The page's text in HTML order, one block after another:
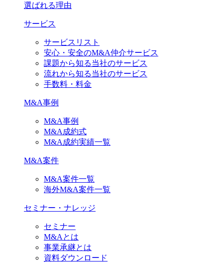
選ばれる理由
サービス
サービスリスト
安心・安全のM&A仲介サービス
課題から知る当社のサービス
流れから知る当社のサービス
手数料・料金
M&A事例
M&A事例
M&A成約式
M&A成約実績一覧
M&A案件
M&A案件一覧
海外M&A案件一覧
セミナー・ナレッジ
セミナー
M&Aとは
事業承継とは
資料ダウンロード